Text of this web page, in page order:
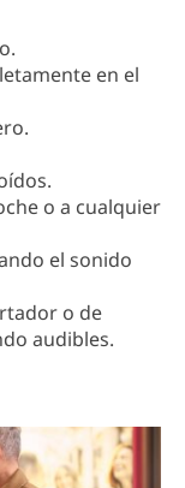
en el
o a cualquier
el sonido
o de
audibles.